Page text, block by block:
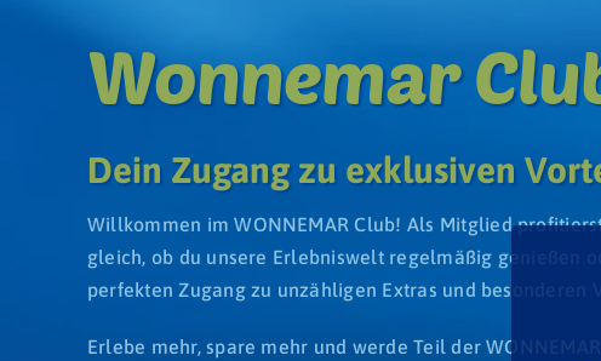
Wonnemar
Dein Zugang zu exklusiven
Willkommen im WONNEMAR Club! Als Mitglied
gleich, ob du unsere Erlebniswelt regelmäßig genießen
perfekten Zugang zu unzähligen Extras und besonderen
Erlebe mehr, spare mehr und werde Teil der WONNEMAR